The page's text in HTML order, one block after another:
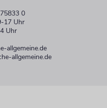
0
17 Uhr
Uhr
allgemeine.de
allgemeine.de